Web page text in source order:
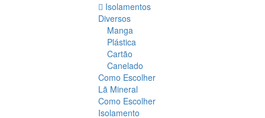
Isolamentos
Diversos
Manga
Plástica
Cartão
Canelado
Como Escolher
Lã Mineral
Como Escolher
Isolamento